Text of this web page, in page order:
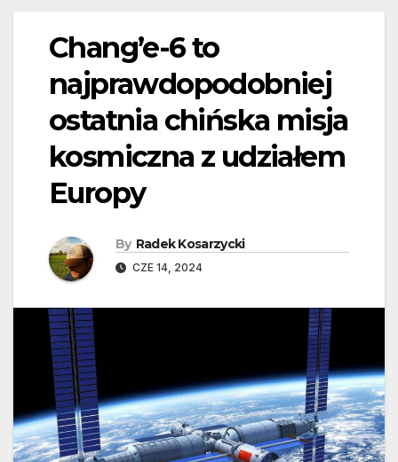
Chang’e-6 to
najprawdopodobniej
ostatnia chińska misja
kosmiczna z udziałem
Europy
By Radek Kosarzycki
CZE 14, 2024